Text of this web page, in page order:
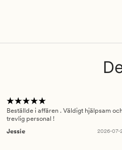
Beställde i affären . Väldigt hjälpsam
trevlig personal !
Jessie
2026-07-